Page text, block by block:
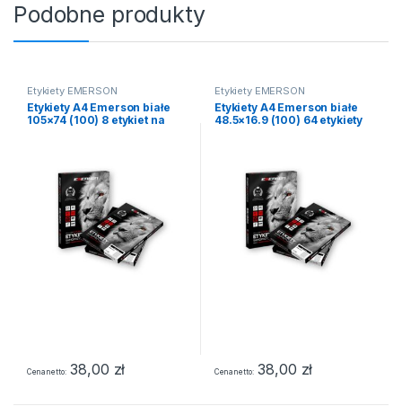
Podobne produkty
Etykiety EMERSON
Etykiety A4 Emerson białe
105×74 (100) 8 etykiet na
Cena netto 38,00 zł
Etykiety EMERSON
Etykiety A4 Emerson białe
48.5×16.9 (100) 64 etykiety
Cena netto 38,00 zł